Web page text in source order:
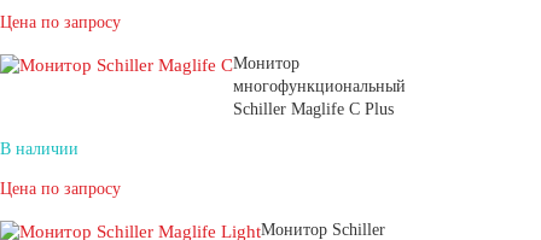
Цена по запросу
Монитор
многофункциональный
Schiller Maglife C Plus
В наличии
Цена по запросу
Монитор Schiller